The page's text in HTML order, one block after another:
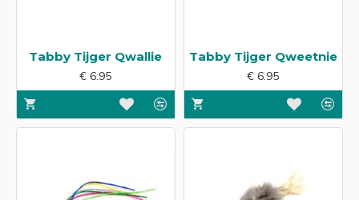
Tabby Tijger Qwallie
€ 6.95
Tabby Tijger Qweetnie
€ 6.95